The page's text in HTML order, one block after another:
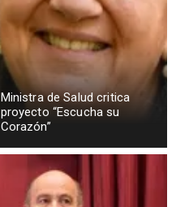
Ministra de Salud critica
proyecto “Escucha su
Corazón”